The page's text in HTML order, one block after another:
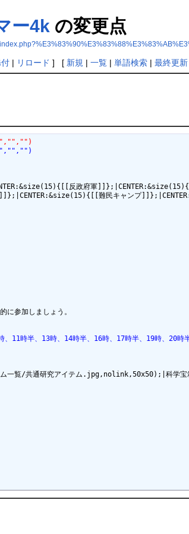
ー4k の変更点
| リロード ] [ 新規 | 一覧| 単語検索| 最終更新
反政府軍
難民キャンプ
に参加しましょう。
11時半、13時、14時半、16時、17時半、19時、20時
ム一覧/共通研究アイテム.jpg,nolink,50x50);|